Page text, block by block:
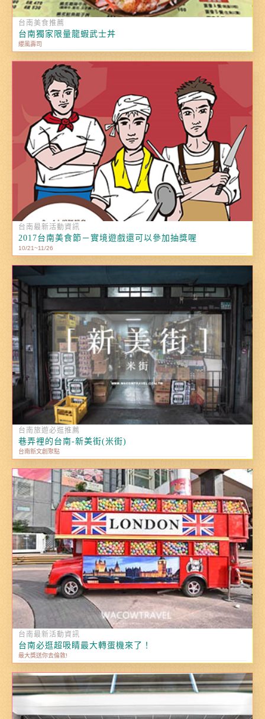
台南美食推薦
台南獨家限量龍蝦武士丼
纓風壽司
台南最新活動資訊
2017台南美食節－實境遊戲還可以參加抽獎喔
10/21~11/26
台南旅遊必逛推薦
巷弄裡的台南-新美街(米街)
台南新文創聚點
台南最新活動資訊
台南必逛超吸睛最大轉蛋機來了！
最大獎送你去倫敦!